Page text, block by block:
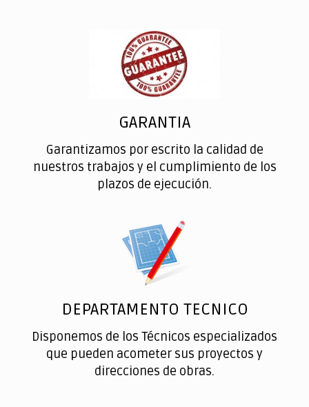
GARANTIA
Garantizamos por escrito la calidad de
nuestros trabajos y el cumplimiento de los
plazos de ejecución.
DEPARTAMENTO TECNICO
Disponemos de los Técnicos especializados
que pueden acometer sus proyectos y
direcciones de obras.